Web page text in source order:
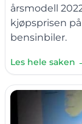
årsmodell
kjøpsprisen
bensinbiler.
Les hele saken